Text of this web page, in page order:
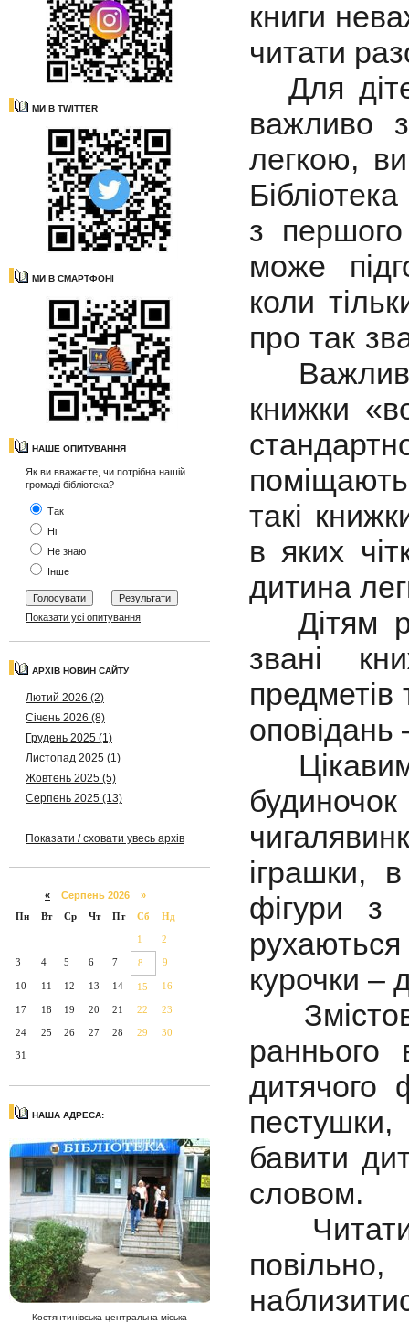
МИ В TWITTER
МИ В СМАРТФОНІ
НАШЕ ОПИТУВАННЯ
Як ви вважаєте, чи потрібна нашій
громаді бібліотека?
Так
Ні
Не знаю
Інше
Показати усі опитування
АРХІВ НОВИН САЙТУ
Лютий 2026 (2)
Січень 2026 (8)
Грудень 2025 (1)
Листопад 2025 (1)
Жовтень 2025 (5)
Серпень 2025 (13)
Показати / сховати увесь архів
« Серпень 2026 »
Пн
Вт Ср Чт Пт Сб Нд
1 2
3 4 5 6 7 8 9
10 11 12 13 14 15 16
17 18 19 20 21 22 23
24 25 26 27 28 29 30
31
НАША АДРЕСА:
Костянтинівська центральна міська
книги
читати
Для
важливо
легкою,
з
може
коли
про так
книжки
такі
в яких
дитина
Дітям
звані
оповідань
іграшки,
фігури з
курочки –
раннього
дитячого
бавити
словом.
Читати